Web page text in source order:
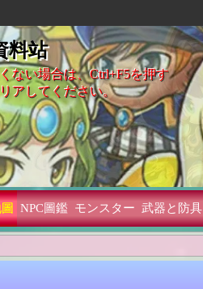
料站
ない場合は、Ctrl+F5を押す
アしてください。
NPC圖鑑 モンスター 武器と防具